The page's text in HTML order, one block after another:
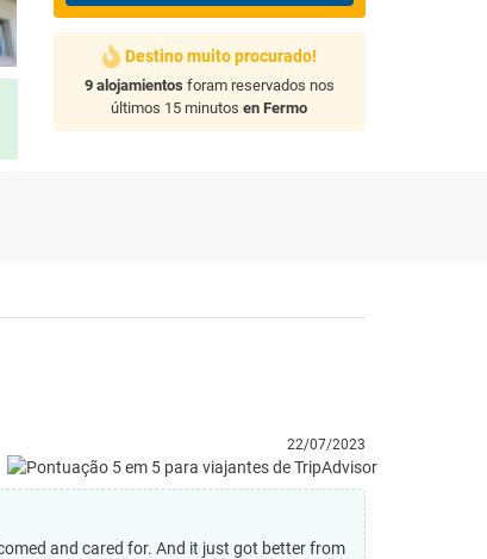
Destino muito procurado!
9 alojamientos foram reservados nos
últimos 15 minutosen Fermo
22/07/2023
and cared for. And it just got better from